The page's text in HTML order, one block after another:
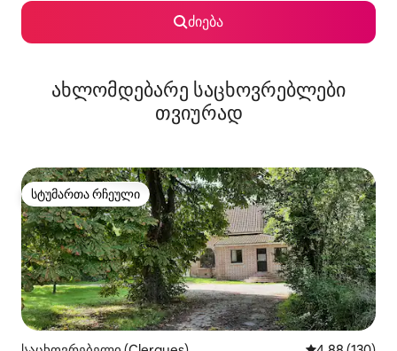
ძიება
ახლომდებარე საცხოვრებლები
თვიურად
სტუმართა რჩეული
სტუმართა რჩეული